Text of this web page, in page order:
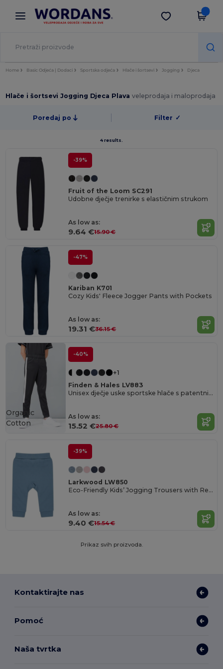
× Aplikacija Wordans
Bolje cijene u aplikaciji!
Preuzmi app
Home Basic Odjeća | Dodaci Sportska odjeća Hlače i šortsevi Jogging Djeca
Hlače i šortsevi Jogging Djeca Plavaveleprodaja i maloprodaja
Poredaj po Filter ✓
4 results.
-39%
Fruit of the Loom SC291
Udobne dječje trenirke s elastičnim strukom
As low as:
9.64 €15.90 €
-47%
Kariban K701
Cozy Kids' Fleece Jogger Pants with Pockets
As low as:
19.31 €36.15 €
-40%
+1
Finden & Hales LV883
Unisex dječje uske sportske hlače s patentnim zatvaračima
As low as:
15.52 €25.80 €
Organic
Cotton
-39%
Larkwood LW850
Eco-Friendly Kids’ Jogging Trousers with Recycled Fabric
As low as:
9.40 €15.54 €
Prikaz svih proizvoda.
Kontaktirajte nas
Pomoć
Naša tvrtka